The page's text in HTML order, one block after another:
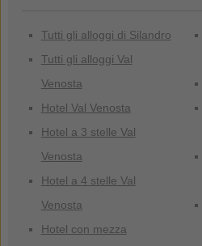
Tutti gli alloggi di Silandro
Tutti gli alloggi Val
Venosta
Hotel Val Venosta
Hotel a 3 stelle Val
Venosta
Hotel a 4 stelle Val
Venosta
Hotel con mezza